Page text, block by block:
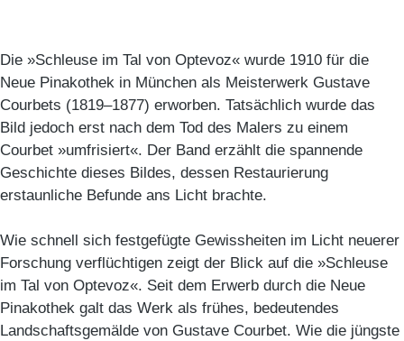
Die »Schleuse im Tal von Optevoz« wurde 1910 für die
Neue Pinakothek in München als Meisterwerk Gustave
Courbets (1819–1877) erworben. Tatsächlich wurde das
Bild jedoch erst nach dem Tod des Malers zu einem
Courbet »umfrisiert«. Der Band erzählt die spannende
Geschichte dieses Bildes, dessen Restaurierung
erstaunliche Befunde ans Licht brachte.
Wie schnell sich festgefügte Gewissheiten im Licht neuerer
Forschung verflüchtigen zeigt der Blick auf die »Schleuse
im Tal von Optevoz«. Seit dem Erwerb durch die Neue
Pinakothek galt das Werk als frühes, bedeutendes
Landschaftsgemälde von Gustave Courbet. Wie die jüngste